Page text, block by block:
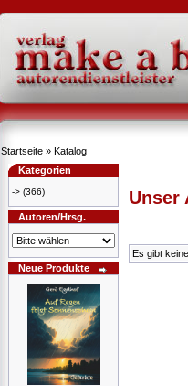
Startseite » Katalog
Kategorien
-> (366)
Autoren/Hrsg.
Neue Produkte
Unser
Es gibt